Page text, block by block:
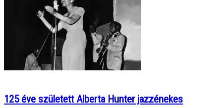
125 éve született Alberta Hunter jazzénekes